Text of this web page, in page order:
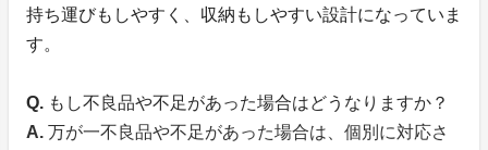
持ち運びもしやすく、収納もしやすい設計になっていま
す。
Q. もし不良品や不足があった場合はどうなりますか？
A. 万が一不良品や不足があった場合は、個別に対応さ